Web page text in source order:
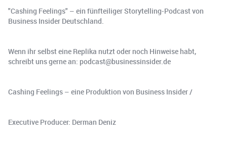
"Cashing Feelings" – ein fünfteiliger Storytelling-Podcast von
Business Insider Deutschland.
Wenn ihr selbst eine Replika nutzt oder noch Hinweise habt,
schreibt uns gerne an: podcast@businessinsider.de
Cashing Feelings – eine Produktion von Business Insider /
Executive Producer: Derman Deniz